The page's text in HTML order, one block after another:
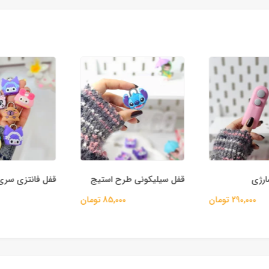
290,000 تومان
قفل سیلیکونی طرح استیج
85,000 تومان
قفل فانتزی